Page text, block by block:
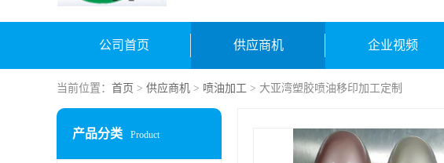
公司首页 供应商机 企业视频
当前位置： 首页 > 供应商机 > 喷油加工 > 大亚湾塑胶喷油移印加工定制
产品分类 Product